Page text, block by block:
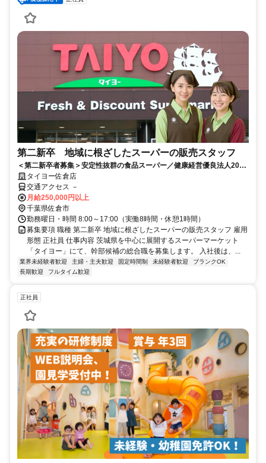
第二新卒 地域に根ざしたスーパーの販売スタッフ
＜第二新卒者募集＞安定性抜群の食品スーパー／健康経営優良法人2026
認定／福利厚生充実／賞与年2回
タイヨー佐倉店
交通アクセス －
月給250,000円以上
千葉県佐倉市
勤務曜日・時間 8:00～17:00（実働8時間・休憩1時間）
募集要項 職種 第二新卒 地域に根ざしたスーパーの販売スタッフ 雇用
形態 正社員 仕事内容 茨城県を中心に展開するスーパーマーケット
「タイヨー」にて、幹部候補の総合職を募集します。 入社後は、...
業界未経験者歓迎 主婦・主夫歓迎 固定時間制 未経験者歓迎
ブランクOK
長期歓迎
フルタイム歓迎
正社員